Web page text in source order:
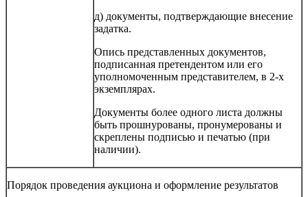
д) документы, подтверждающие внесение
задатка.
Опись представленных документов,
подписанная претендентом или его
уполномоченным представителем, в 2-х
экземплярах.
Документы более одного листа должны
быть прошнурованы, пронумерованы и
скреплены подписью и печатью (при
наличии).
Порядок проведения аукциона и оформление результатов